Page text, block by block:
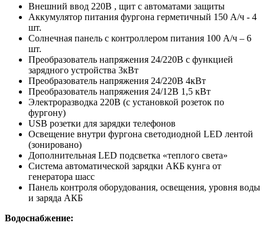
Внешний ввод 220В , щит с автоматами защиты
Аккумулятор питания фургона герметичный 150 А/ч - 4
шт.
Солнечная панель с контроллером питания 100 А/ч – 6
шт.
Преобразователь напряжения 24/220В с функцией
зарядного устройства 3кВт
Преобразователь напряжения 24/220В 4кВт
Преобразователь напряжения 24/12В 1,5 кВт
Электроразводка 220В (с установкой розеток по
фургону)
USB розетки для зарядки телефонов
Освещение внутри фургона светодиодной LED лентой
(зонировано)
Дополнительная LED подсветка «теплого света»
Система автоматической зарядки АКБ кунга от
генератора шасс
Панель контроля оборудования, освещения, уровня воды
и заряда АКБ
Водоснабжение: